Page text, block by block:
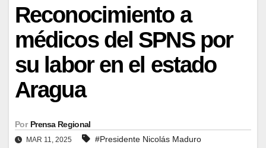
Reconocimiento a
médicos del SPNS por
su labor en el estado
Aragua
Por Prensa Regional
MAR 11, 2025 #Presidente Nicolás Maduro